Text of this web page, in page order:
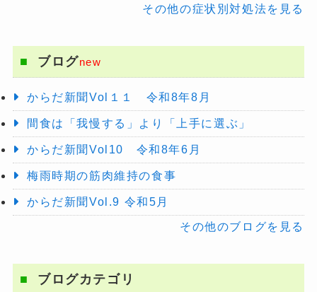
その他の症状別対処法を見る
ブログnew
からだ新聞Vol１１ 令和8年8月
間食は「我慢する」より「上手に選ぶ」
からだ新聞Vol10 令和8年6月
梅雨時期の筋肉維持の食事
からだ新聞Vol.9 令和5月
その他のブログを見る
ブログカテゴリ